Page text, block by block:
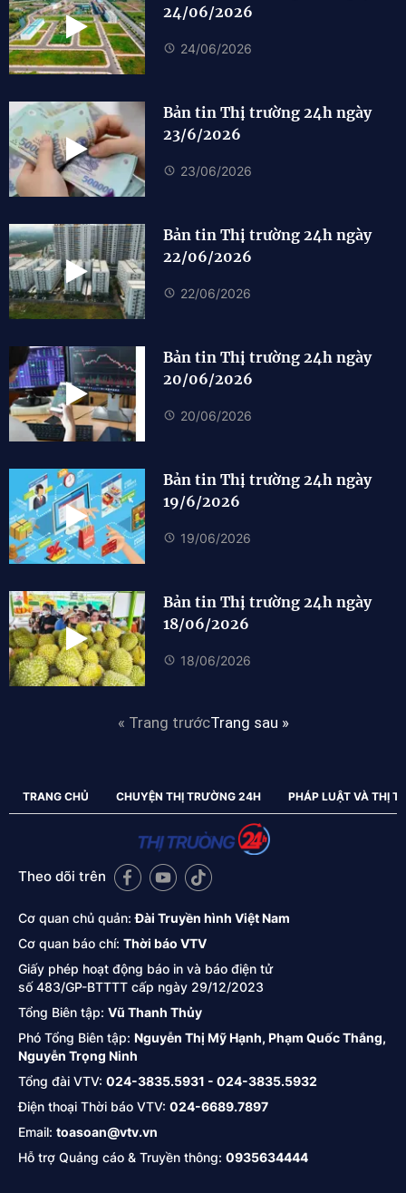
24/06/2026
24/06/2026
Bản tin Thị trường 24h ngày
23/6/2026
23/06/2026
Bản tin Thị trường 24h ngày
22/06/2026
22/06/2026
Bản tin Thị trường 24h ngày
20/06/2026
20/06/2026
Bản tin Thị trường 24h ngày
19/6/2026
19/06/2026
Bản tin Thị trường 24h ngày
18/06/2026
18/06/2026
« Trang trướcTrang sau »
TRANG CHỦ CHUYỆN THỊ TRƯỜNG 24H PHÁP LUẬT VÀ THỊ
Theo dõi trên
Cơ quan chủ quản:Đài Truyền hình Việt Nam
Cơ quan báo chí: Thời báo VTV
Giấy phép hoạt động báo in và báo điện tử
số 483/GP-BTTTT cấp ngày 29/12/2023
Tổng Biên tập: Vũ Thanh Thủy
Phó Tổng Biên tập: Nguyễn Thị Mỹ Hạnh, Phạm Quốc Thắng,
Nguyễn Trọng Ninh
Tổng đài VTV: 024-3835.5931 - 024-3835.5932
Ðiện thoại Thời báo VTV: 024-6689.7897
Email: toasoan@vtv.vn
Hỗ trợ Quảng cáo & Truyền thông: 0935634444